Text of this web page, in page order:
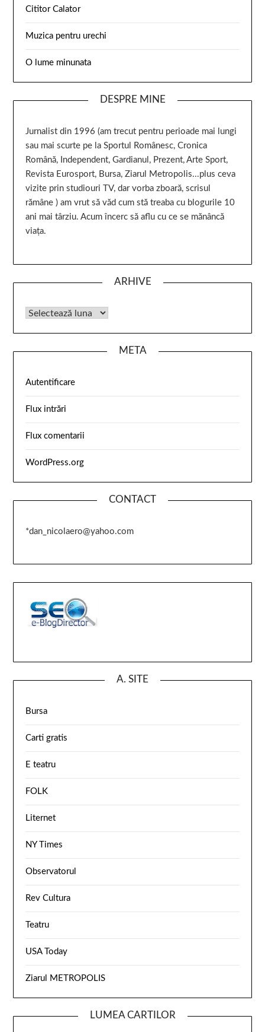
Cititor Calator
Muzica pentru urechi
O lume minunata
DESPRE MINE
Jurnalist din 1996 (am trecut pentru perioade mai lungi
sau mai scurte pe la Sportul Românesc, Cronica
Română, Independent, Gardianul, Prezent, Arte Sport,
Revista Eurosport, Bursa, Ziarul Metropolis...plus ceva
vizite prin studiouri TV, dar vorba zboară, scrisul
rămâne ) am vrut să văd cum stă treaba cu blogurile 10
ani mai târziu. Acum încerc să aflu cu ce se mănâncă
viața.
ARHIVE
META
Autentificare
Flux intrări
Flux comentarii
WordPress.org
CONTACT
*dan_nicolaero@yahoo.com
A. SITE
Bursa
Carti gratis
E teatru
FOLK
Liternet
NY Times
Observatorul
Rev Cultura
Teatru
USA Today
Ziarul METROPOLIS
LUMEA CARTILOR